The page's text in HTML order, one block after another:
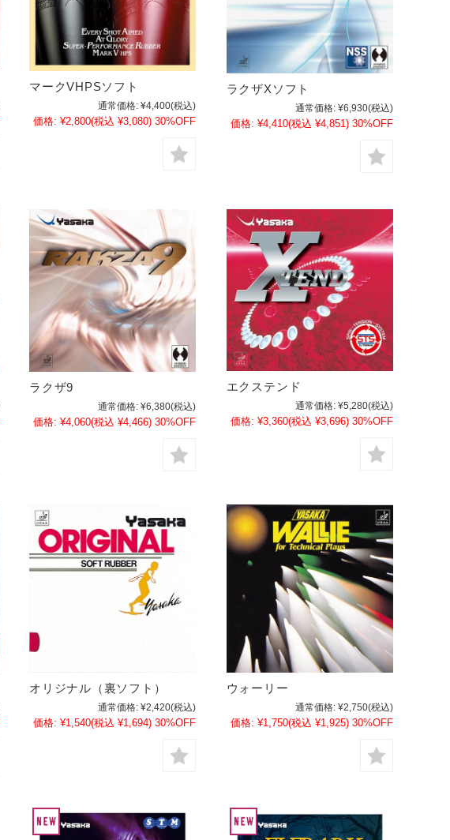
マークVHPSソフト
通常価格: ¥4,400(税込)
価格: ¥2,800(税込 ¥3,080) 30%OFF
ラクザXソフト
通常価格: ¥6,930(税込)
価格: ¥4,410(税込 ¥4,851) 30%OFF
ラクザ9
通常価格: ¥6,380(税込)
価格: ¥4,060(税込 ¥4,466) 30%OFF
エクステンド
通常価格: ¥5,280(税込)
価格: ¥3,360(税込 ¥3,696) 30%OFF
オリジナル（裏ソフト）
通常価格: ¥2,420(税込)
価格: ¥1,540(税込 ¥1,694) 30%OFF
ウォーリー
通常価格: ¥2,750(税込)
価格: ¥1,750(税込 ¥1,925) 30%OFF